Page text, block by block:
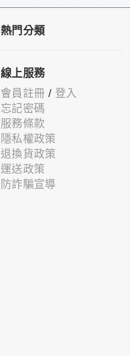
熱門分類
線上服務
會員註冊 / 登入
忘記密碼
服務條款
隱私權政策
退換貨政策
運送政策
防詐騙宣導